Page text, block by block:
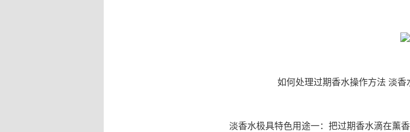
如何处理过期香水操作方法 淡
淡香水极具特色用途一：把过期香水滴在薰